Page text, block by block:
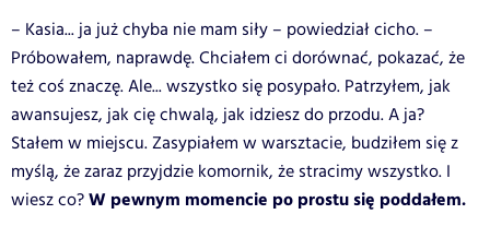
– Kasia... ja już chyba nie mam siły – powiedział cicho. –
Próbowałem, naprawdę. Chciałem ci dorównać, pokazać, że
też coś znaczę. Ale... wszystko się posypało. Patrzyłem, jak
awansujesz, jak cię chwalą, jak idziesz do przodu. A ja?
Stałem w miejscu. Zasypiałem w warsztacie, budziłem się z
myślą, że zaraz przyjdzie komornik, że stracimy wszystko. I
wiesz co?W pewnym momencie po prostu się poddałem.